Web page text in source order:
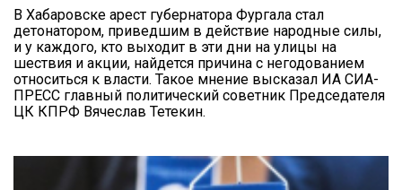
В Хабаровске арест губернатора Фургала стал
детонатором, приведшим в действие народные силы,
и у каждого, кто выходит в эти дни на улицы на
шествия и акции, найдется причина с негодованием
относиться к власти. Такое мнение высказал ИА СИА-
ПРЕСС главный политический советник Председателя
ЦК КПРФ Вячеслав Тетекин.